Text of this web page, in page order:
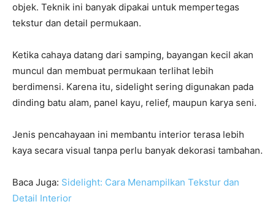
objek. Teknik ini banyak dipakai untuk mempertegas
tekstur dan detail permukaan.
Ketika cahaya datang dari samping, bayangan kecil akan
muncul dan membuat permukaan terlihat lebih
berdimensi. Karena itu, sidelight sering digunakan pada
dinding batu alam, panel kayu, relief, maupun karya seni.
Jenis pencahayaan ini membantu interior terasa lebih
kaya secara visual tanpa perlu banyak dekorasi tambahan.
Baca Juga: Sidelight: Cara Menampilkan Tekstur dan
Detail Interior